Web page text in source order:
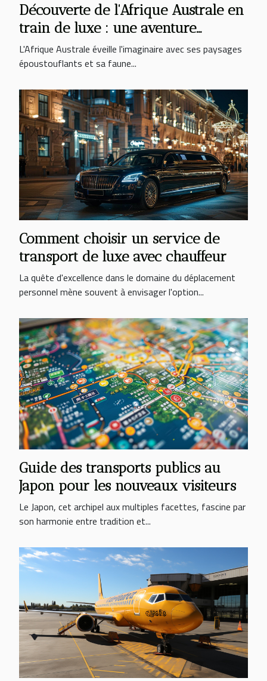
Découverte de l'Afrique Australe en
train de luxe : une aventure
inoubliable
L'Afrique Australe éveille l'imaginaire avec ses paysages
époustouflants et sa faune...
Comment choisir un service de
transport de luxe avec chauffeur
La quête d'excellence dans le domaine du déplacement
personnel mène souvent à envisager l'option...
Guide des transports publics au
Japon pour les nouveaux visiteurs
Le Japon, cet archipel aux multiples facettes, fascine par
son harmonie entre tradition et...